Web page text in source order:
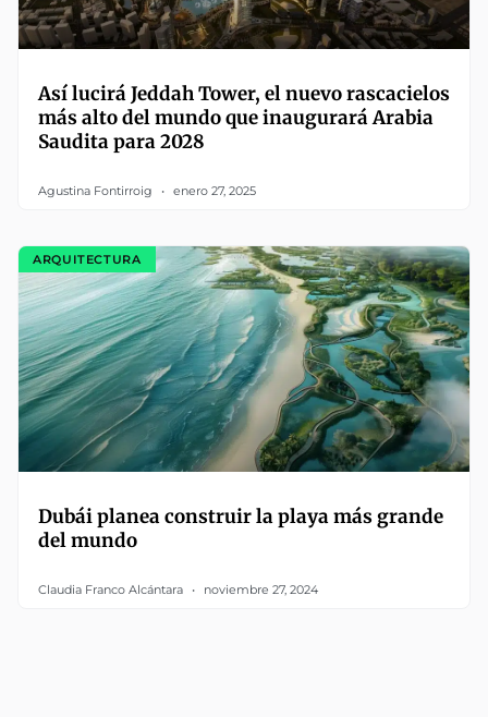
Así lucirá Jeddah Tower, el nuevo rascacielos
más alto del mundo que inaugurará Arabia
Saudita para 2028
Agustina Fontirroig enero 27, 2025
ARQUITECTURA
Dubái planea construir la playa más grande
del mundo
Claudia Franco Alcántara noviembre 27, 2024